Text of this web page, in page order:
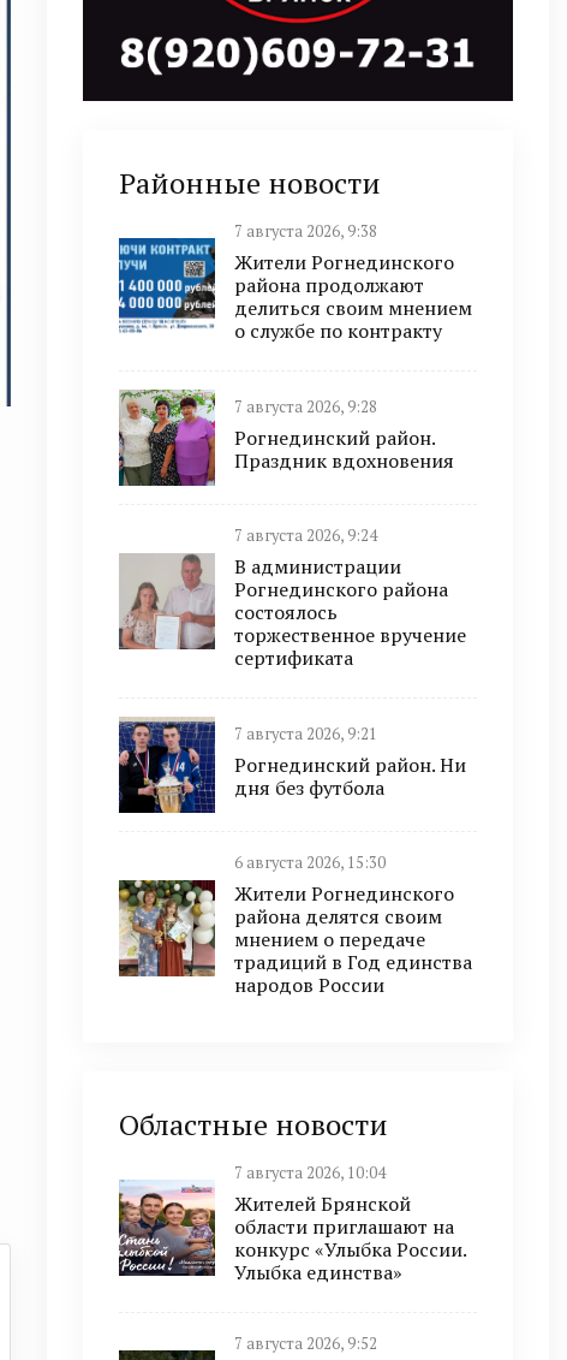
Районные новости
7 августа 2026, 9:38
Жители Рогнединского
района продолжают
делиться своим мнением
о службе по контракту
7 августа 2026, 9:28
Рогнединский район.
Праздник вдохновения
7 августа 2026, 9:24
В администрации
Рогнединского района
состоялось
торжественное вручение
сертификата
7 августа 2026, 9:21
Рогнединский район. Ни
дня без футбола
6 августа 2026, 15:30
Жители Рогнединского
района делятся своим
мнением о передаче
традиций в Год единства
народов России
Областные новости
7 августа 2026, 10:04
Жителей Брянской
области приглашают на
конкурс «Улыбка России.
Улыбка единства»
7 августа 2026, 9:52